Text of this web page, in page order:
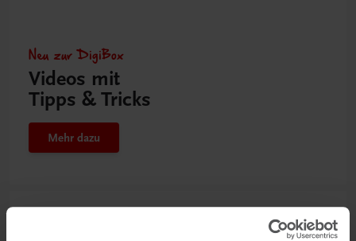
Neu zur DigiBox
Videos mit
Tipps & Tricks
Mehr dazu